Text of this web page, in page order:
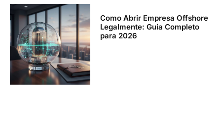
Como Abrir Empresa Offshore
Legalmente: Guia Completo
para 2026